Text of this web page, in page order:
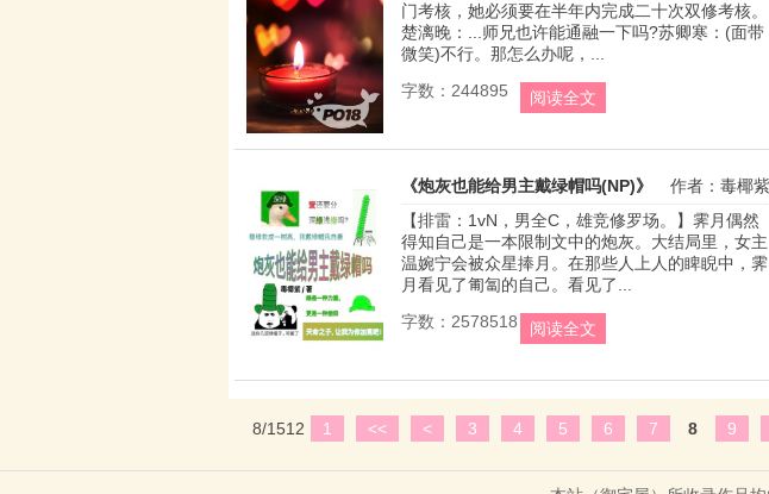
门考核，她必须要在半年内完成二十次双修考核。
楚漓晚：...师兄也许能通融一下吗?苏卿寒：(面带
微笑)不行。那怎么办呢，...
字数：244895
阅读全文
《炮灰也能给男主戴绿帽吗(NP)》
作者：毒椰紫
【排雷：1vN，男全C，雄竞修罗场。】霁月偶然
得知自己是一本限制文中的炮灰。大结局里，女主
温婉宁会被众星捧月。在那些人上人的睥睨中，霁
月看见了匍匐的自己。看见了...
字数：2578518
阅读全文
8/1512 1 << < 3 4 5 6 7 8 9